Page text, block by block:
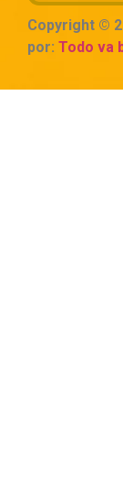
Copyright ©
por: Todo va